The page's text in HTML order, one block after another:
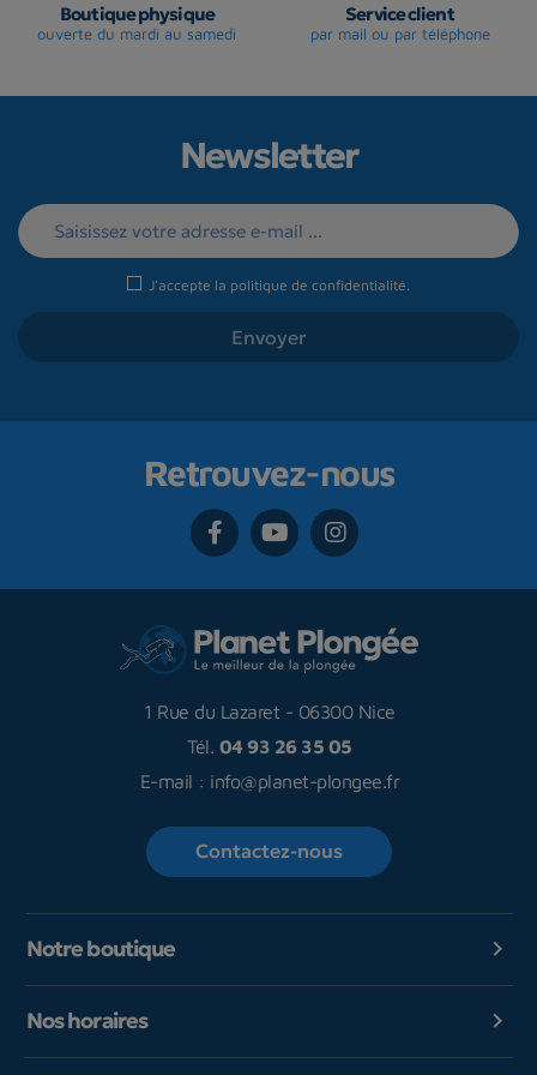
Boutique physique
ouverte du mardi au samedi
Service client
par mail ou par téléphone
Newsletter
J'accepte la politique de confidentialité
Retrouvez-nous
1 Rue du Lazaret - 06300 Nice
Tél. 04 93 26 35 05
E-mail : info@planet-plongee.fr
Contactez-nous
Notre boutique 
Nos horaires 